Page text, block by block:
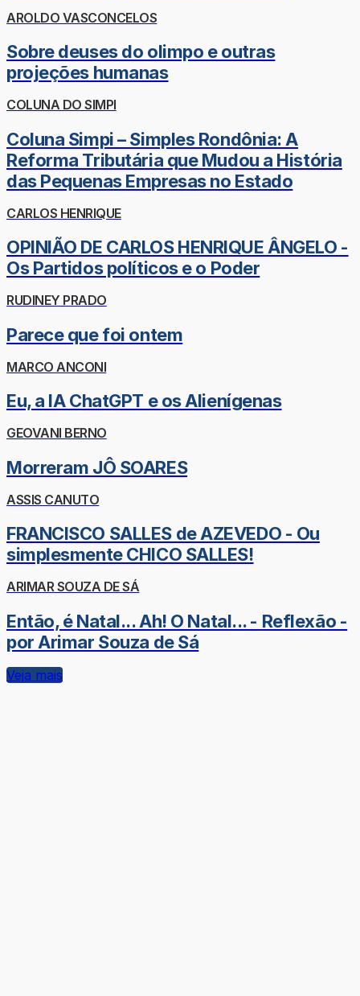
AROLDO VASCONCELOS
Sobre deuses do olimpo e outras
projeções humanas
COLUNA DO SIMPI
Coluna Simpi – Simples Rondônia: A
Reforma Tributária que Mudou a História
das Pequenas Empresas no Estado
CARLOS HENRIQUE
OPINIÃO DE CARLOS HENRIQUE ÂNGELO -
Os Partidos políticos e o Poder
RUDINEY PRADO
Parece que foi ontem
MARCO ANCONI
Eu, a IA ChatGPT e os Alienígenas
GEOVANI BERNO
Morreram JÔ SOARES
ASSIS CANUTO
FRANCISCO SALLES de AZEVEDO - Ou
simplesmente CHICO SALLES!
ARIMAR SOUZA DE SÁ
Então, é Natal... Ah! O Natal... - Reflexão -
por Arimar Souza de Sá
Veja mais